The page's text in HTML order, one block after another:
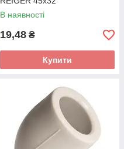
В наявності
19,48 ₴
Купити